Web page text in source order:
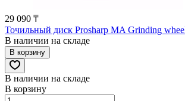
29 090 ₸
Точильный диск Prosharp MA Grinding
В наличии на складе
В корзину
В наличии на складе
В корзину